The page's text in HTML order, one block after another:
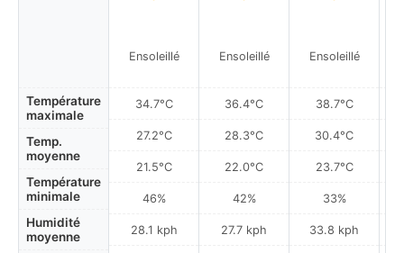
Température
maximale
Temp.
moyenne
Température
minimale
Humidité
moyenne
Ensoleillé
34.7°C
27.2°C
21.5°C
46%
28.1 kph
Ensoleillé
36.4°C
28.3°C
22.0°C
42%
27.7 kph
Ensoleillé
38.7°C
30.4°C
23.7°C
33%
33.8 kph